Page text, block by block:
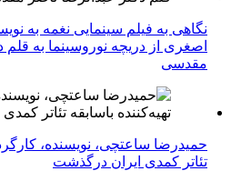
نگاهی به فیلم سینمایی نغمه به
اصغری از دریچه نوروسینما به قلم
مقدسی
حمیدرضا ساعتچی، نویسنده،
تئاتر کمدی ایران درگذشت